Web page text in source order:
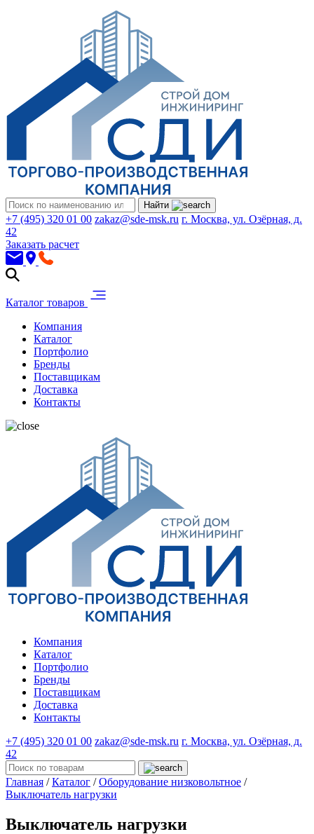
Найти
+7 (495) 320 01 00 zakaz@sde-msk.ru г. Москва, ул. Озёрная, д.
42
Заказать расчет
Каталог товаров
Компания
Каталог
Портфолио
Бренды
Поставщикам
Доставка
Контакты
Компания
Каталог
Портфолио
Бренды
Поставщикам
Доставка
Контакты
+7 (495) 320 01 00 zakaz@sde-msk.ru г. Москва, ул. Озёрная, д.
42
Главная / Каталог / Оборудование низковольтное /
Выключатель нагрузки
Выключатель нагрузки